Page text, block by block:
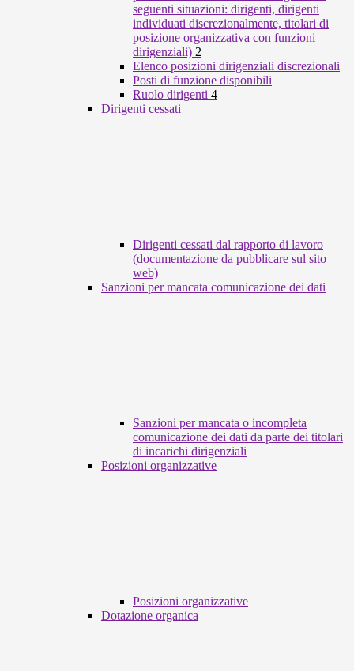
seguenti situazioni: dirigenti, dirigenti
individuati discrezionalmente, titolari di
posizione organizzativa con funzioni
dirigenziali) 2
Elenco posizioni dirigenziali discrezionali
Posti di funzione disponibili
Ruolo dirigenti 4
Dirigenti cessati
Dirigenti cessati dal rapporto di lavoro
(documentazione da pubblicare sul sito
web)
Sanzioni per mancata comunicazione dei dati
Sanzioni per mancata o incompleta
comunicazione dei dati da parte dei titolari
di incarichi dirigenziali
Posizioni organizzative
Posizioni organizzative
Dotazione organica